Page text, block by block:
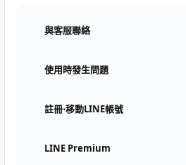
與客服聯絡
使用時發生問題
註冊⋅移動LINE帳號
LINE Premium